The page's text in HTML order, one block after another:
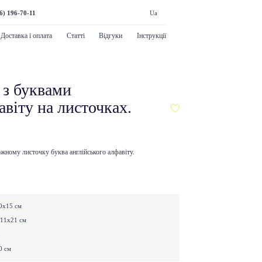
196-70-11 Ua
Доставка і оплата Статті Відгуки Інструкції
буквами
на листочках.
листочку буква англійського алфавіту.
см
11х21 см
см